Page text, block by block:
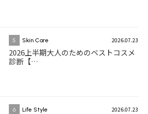
5 Skin Care 2026.07.23
2026上半期大人のためのベストコスメ
診断【…
6 Life Style 2026.07.23